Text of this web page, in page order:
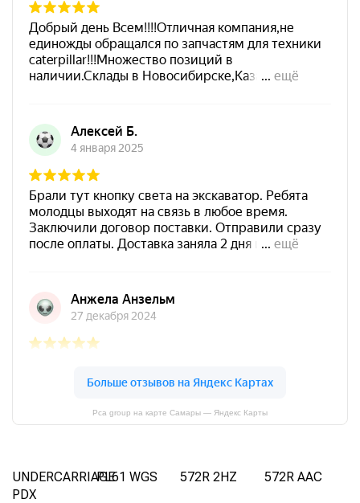
Pca group на карте Самары — Яндекс Карты
UNDERCARRIAGE
PDX
PL61 WGS 572R 2HZ 572R AAC